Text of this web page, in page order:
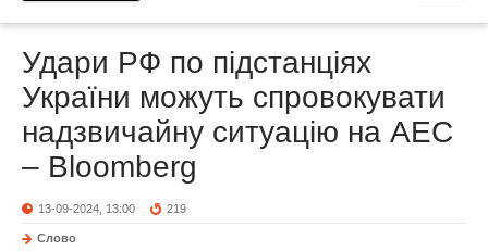
Удари РФ по підстанціях
України можуть спровокувати
надзвичайну ситуацію на АЕС
– Bloomberg
13-09-2024, 13:00 219
Слово